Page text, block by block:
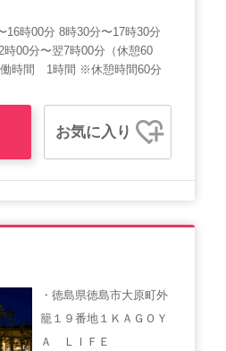
16時00分 8時30分〜17時30分
時00分〜翌7時00分（休憩60
時間 1時間 ※休憩時間60分
お気に入り
・徳島県徳島市大原町外
籠１９番地１ＫＡＧＯＹ
Ａ ＬＩＦＥ